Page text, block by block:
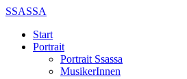
SSASSA
Start
Portrait
Portrait Ssassa
MusikerInnen